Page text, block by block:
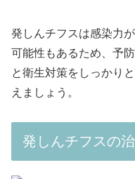
発しんチフスは感染力
可能性もあるため、予
と衛生対策をしっかり
えましょう。
発しんチフスの